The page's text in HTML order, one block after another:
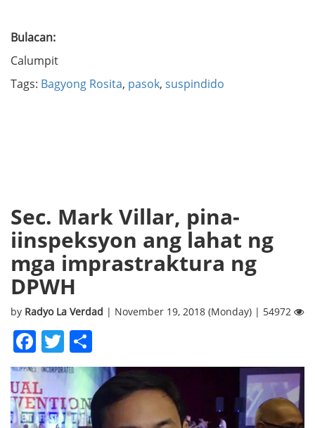
Bulacan:
Calumpit
Tags: Bagyong Rosita, pasok, suspindido
Sec. Mark Villar, pina-
iinspeksyon ang lahat ng
mga imprastraktura ng
DPWH
by Radyo La Verdad | November 19, 2018 (Monday) | 54972
Facebook
Twitter